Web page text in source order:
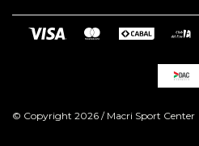
© Copyright 2026 / Macri Sport Center